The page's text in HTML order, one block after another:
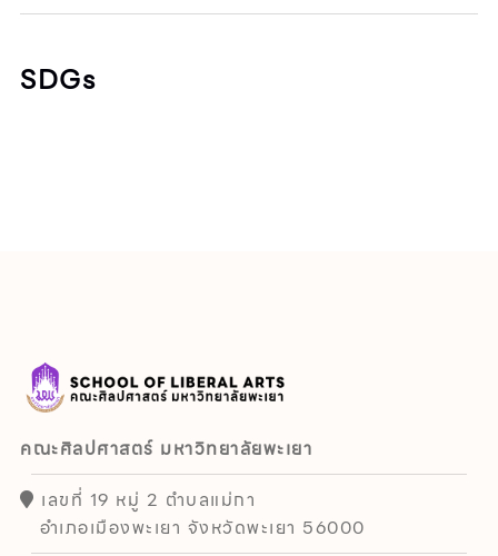
SDGs
คณะศิลปศาสตร์ มหาวิทยาลัยพะเยา
เลขที่ 19 หมู่ 2 ตำบลแม่กา
อำเภอเมืองพะเยา จังหวัดพะเยา 56000